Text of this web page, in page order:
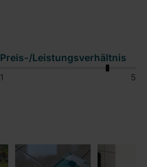
Preis-/Leistungsverhältnis
1 5